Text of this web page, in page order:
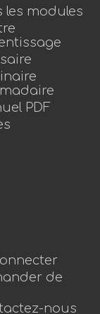
les modules
PDF
de
nous